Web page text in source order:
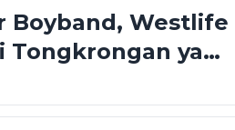
Boyband, Westlife
yang